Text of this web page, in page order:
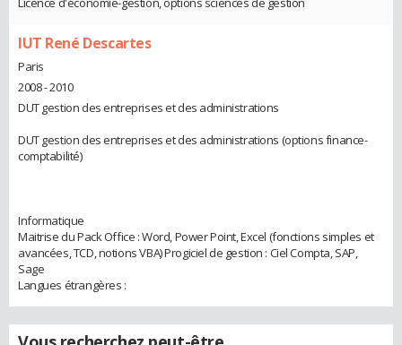
IUT René Descartes
Paris
2008 - 2010
DUT gestion des entreprises et des administrations
DUT gestion des entreprises et des administrations (options finance-
comptabilité)
Informatique
Maitrise du Pack Office : Word, Power Point, Excel (fonctions simples et
avancées, TCD, notions VBA) Progiciel de gestion : Ciel Compta, SAP,
Sage
Langues étrangères :